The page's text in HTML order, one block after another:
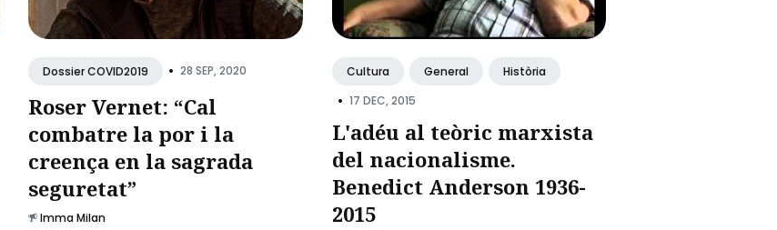
Dossier COVID2019 • 28 SEP, 2020
Roser Vernet: “Cal
combatre la por i la
creença en la sagrada
seguretat”
Imma Milan
Cultura General Història
• 17 DEC, 2015
L'adéu al teòric marxista
del nacionalisme.
Benedict Anderson 1936-
2015